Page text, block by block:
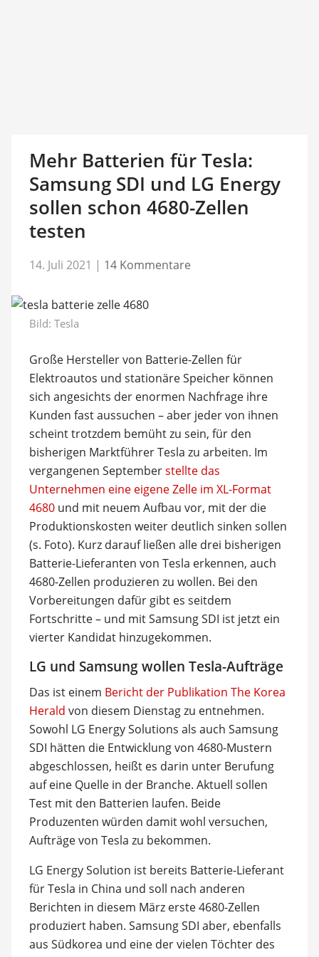
Mehr Batterien für Tesla:
Samsung SDI und LG Energy
sollen schon 4680-Zellen
testen
14. Juli 2021 | 14 Kommentare
Bild: Tesla
Große Hersteller von Batterie-Zellen für
Elektroautos und stationäre Speicher können
sich angesichts der enormen Nachfrage ihre
Kunden fast aussuchen – aber jeder von ihnen
scheint trotzdem bemüht zu sein, für den
bisherigen Marktführer Tesla zu arbeiten. Im
vergangenen Septemberstellte das
Unternehmen eine eigene Zelle im XL-Format
4680und mit neuem Aufbau vor, mit der die
Produktionskosten weiter deutlich sinken sollen
(s. Foto). Kurz darauf ließen alle drei bisherigen
Batterie-Lieferanten von Tesla erkennen, auch
4680-Zellen produzieren zu wollen. Bei den
Vorbereitungen dafür gibt es seitdem
Fortschritte – und mit Samsung SDI ist jetzt ein
vierter Kandidat hinzugekommen.
LG und Samsung wollen Tesla-Aufträge
Das ist einem Bericht der Publikation The Korea
Herald von diesem Dienstag zu entnehmen.
Sowohl LG Energy Solutions als auch Samsung
SDI hätten die Entwicklung von 4680-Mustern
abgeschlossen, heißt es darin unter Berufung
auf eine Quelle in der Branche. Aktuell sollen
Test mit den Batterien laufen. Beide
Produzenten würden damit wohl versuchen,
Aufträge von Tesla zu bekommen.
LG Energy Solution ist bereits Batterie-Lieferant
für Tesla in China und soll nach anderen
Berichten in diesem März erste 4680-Zellen
produziert haben. Samsung SDI aber, ebenfalls
aus Südkorea und eine der vielen Töchter des